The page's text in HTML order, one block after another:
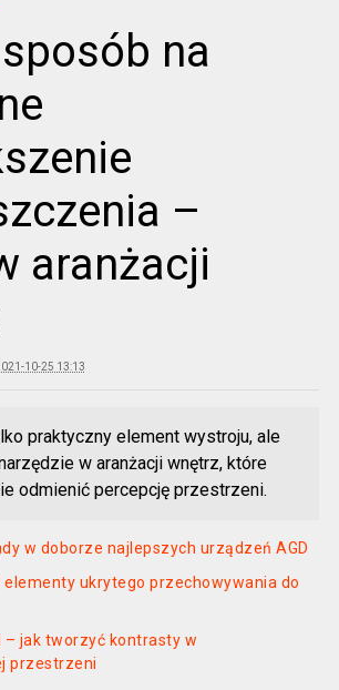
na
–
aranżacji
10-25 13:13
praktyczny element wystroju, ale
w aranżacji wnętrz, które
odmienić percepcję przestrzeni.
w doborze najlepszych urządzeń AGD
ukrytego przechowywania do
– jak tworzyć kontrasty w
przestrzeni